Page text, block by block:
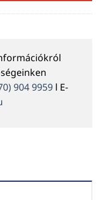
904 9959 l E-